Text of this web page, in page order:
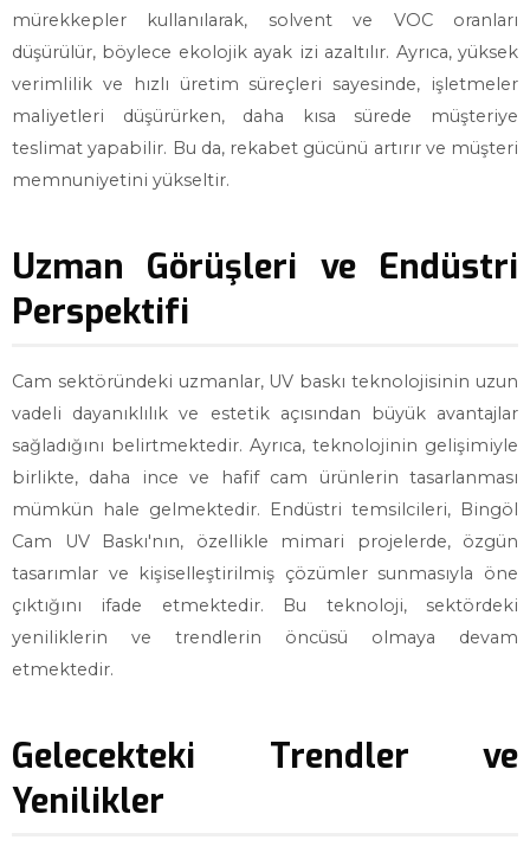
mürekkepler kullanılarak, solvent ve VOC oranları
düşürülür, böylece ekolojik ayak izi azaltılır. Ayrıca, yüksek
verimlilik ve hızlı üretim süreçleri sayesinde, işletmeler
maliyetleri düşürürken, daha kısa sürede müşteriye
teslimat yapabilir. Bu da, rekabet gücünü artırır ve müşteri
memnuniyetini yükseltir.
Uzman Görüşleri ve Endüstri
Perspektifi
Cam sektöründeki uzmanlar, UV baskı teknolojisinin uzun
vadeli dayanıklılık ve estetik açısından büyük avantajlar
sağladığını belirtmektedir. Ayrıca, teknolojinin gelişimiyle
birlikte, daha ince ve hafif cam ürünlerin tasarlanması
mümkün hale gelmektedir. Endüstri temsilcileri, Bingöl
Cam UV Baskı'nın, özellikle mimari projelerde, özgün
tasarımlar ve kişiselleştirilmiş çözümler sunmasıyla öne
çıktığını ifade etmektedir. Bu teknoloji, sektördeki
yeniliklerin ve trendlerin öncüsü olmaya devam
etmektedir.
Gelecekteki Trendler ve
Yenilikler